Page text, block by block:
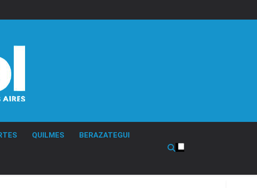
QUILMES BERAZATEGUI